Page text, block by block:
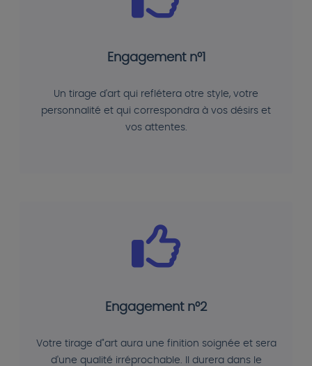
Engagement n°1
Un tirage d'art qui reflétera otre style, votre
personnalité et qui correspondra à vos désirs et
vos attentes.
Engagement n°2
Votre tirage d"art aura une finition soignée et sera
d'une qualité irréprochable. Il durera dans le